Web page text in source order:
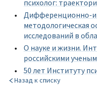
психолог:
Дифференционно-
методологическая
исследований в
О науке и жизни.
российскими
50 лет Институту
Назад к списку